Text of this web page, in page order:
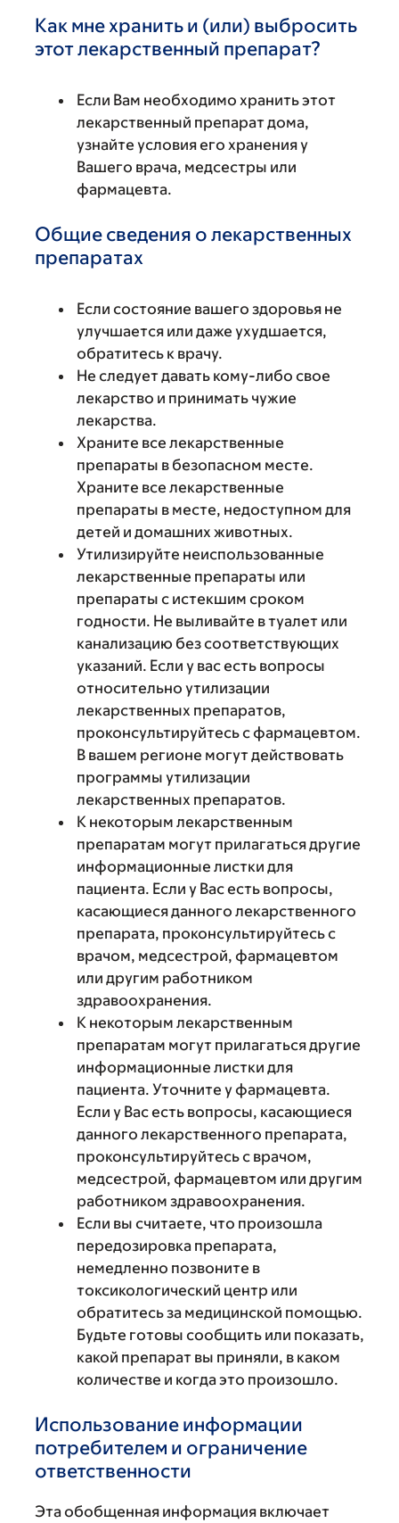
Как мне хранить и (или) выбросить
этот лекарственный препарат?
Если Вам необходимо хранить этот
лекарственный препарат дома,
узнайте условия его хранения у
Вашего врача, медсестры или
фармацевта.
Общие сведения о лекарственных
препаратах
Если состояние вашего здоровья не
улучшается или даже ухудшается,
обратитесь к врачу.
Не следует давать кому-либо свое
лекарство и принимать чужие
лекарства.
Храните все лекарственные
препараты в безопасном месте.
Храните все лекарственные
препараты в месте, недоступном для
детей и домашних животных.
Утилизируйте неиспользованные
лекарственные препараты или
препараты с истекшим сроком
годности. Не выливайте в туалет или
канализацию без соответствующих
указаний. Если у вас есть вопросы
относительно утилизации
лекарственных препаратов,
проконсультируйтесь с фармацевтом.
В вашем регионе могут действовать
программы утилизации
лекарственных препаратов.
К некоторым лекарственным
препаратам могут прилагаться другие
информационные листки для
пациента. Если у Вас есть вопросы,
касающиеся данного лекарственного
препарата, проконсультируйтесь с
врачом, медсестрой, фармацевтом
или другим работником
здравоохранения.
К некоторым лекарственным
препаратам могут прилагаться другие
информационные листки для
пациента. Уточните у фармацевта.
Если у Вас есть вопросы, касающиеся
данного лекарственного препарата,
проконсультируйтесь с врачом,
медсестрой, фармацевтом или другим
работником здравоохранения.
Если вы считаете, что произошла
передозировка препарата,
немедленно позвоните в
токсикологический центр или
обратитесь за медицинской помощью.
Будьте готовы сообщить или показать,
какой препарат вы приняли, в каком
количестве и когда это произошло.
Использование информации
потребителем и ограничение
ответственности
Эта обобщенная информация включает